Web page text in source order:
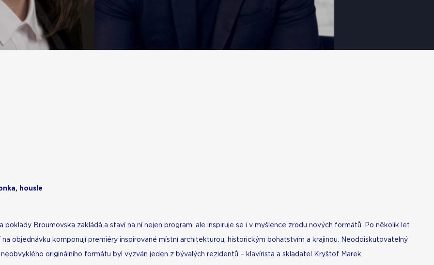
housle
Broumovska zakládá a staví na ní nejen program, ale inspiruje se i v myšlence zrodu nových formátů. Po několik let
objednávku komponují premiéry inspirované místní architekturou, historickým bohatstvím a krajinou. Neoddiskutovatelný
originálního formátu byl vyzván jeden z bývalých rezidentů – klavírista a skladatel Kryštof Marek.